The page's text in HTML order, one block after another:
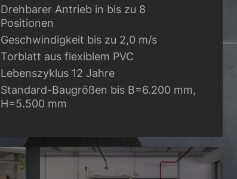
Drehbarer Antrieb in bis zu 8
Positionen
Geschwindigkeit bis zu 2,0 m/s
Torblatt aus flexiblem PVC
Lebenszyklus 12 Jahre
Standard-Baugrößen bis B=6.200 mm,
H=5.500 mm